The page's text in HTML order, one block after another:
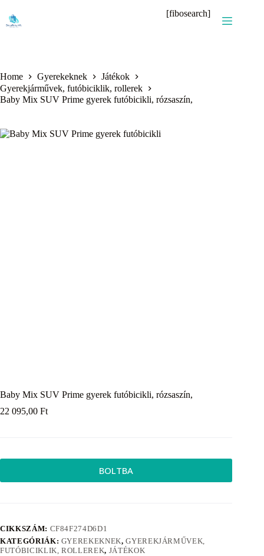
content
[fibosearch]
Home Gyerekeknek
Játékok
Gyerekjárművek, futóbiciklik, rollerek
Baby Mix SUV Prime gyerek futóbicikli, rózsaszín,
Baby Mix SUV Prime gyerek futóbicikli, rózsaszín,
22 095,00 Ft
BOLTBA
CIKKSZÁM: CF84F274D6D1
KATEGÓRIÁK: GYEREKEKNEK,GYEREKJÁRMŰVEK,
FUTÓBICIKLIK, ROLLEREK, JÁTÉKOK